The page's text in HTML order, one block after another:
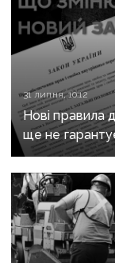
31 липня, 10:12
Нові правила
ще не